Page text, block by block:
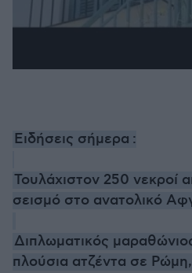
Ειδήσεις σήμερα :
Τουλάχιστον 250 νεκροί
σεισμό στο ανατολικό
Διπλωματικός
πλούσια ατζέντα σε